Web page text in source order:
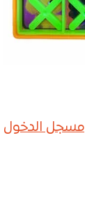
مسجل الدخول